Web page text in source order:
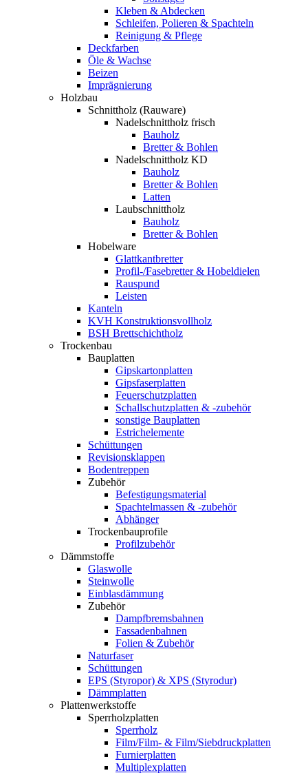
Kleben & Abdecken
Schleifen, Polieren & Spachteln
Reinigung & Pflege
Deckfarben
Öle & Wachse
Beizen
Imprägnierung
Holzbau
Schnittholz (Rauware)
Nadelschnittholz frisch
Bauholz
Bretter & Bohlen
Nadelschnittholz KD
Bauholz
Bretter & Bohlen
Latten
Laubschnittholz
Bauholz
Bretter & Bohlen
Hobelware
Glattkantbretter
Profil-/Fasebretter & Hobeldielen
Rauspund
Leisten
Kanteln
KVH Konstruktionsvollholz
BSH Brettschichtholz
Trockenbau
Bauplatten
Gipskartonplatten
Gipsfaserplatten
Feuerschutzplatten
Schallschutzplatten & -zubehör
sonstige Bauplatten
Estrichelemente
Schüttungen
Revisionsklappen
Bodentreppen
Zubehör
Befestigungsmaterial
Spachtelmassen & -zubehör
Abhänger
Trockenbauprofile
Profilzubehör
Dämmstoffe
Glaswolle
Steinwolle
Einblasdämmung
Zubehör
Dampfbremsbahnen
Fassadenbahnen
Folien & Zubehör
Naturfaser
Schüttungen
EPS (Styropor) & XPS (Styrodur)
Dämmplatten
Plattenwerkstoffe
Sperrholzplatten
Sperrholz
Film/Film- & Film/Siebdruckplatten
Furnierplatten
Multiplexplatten